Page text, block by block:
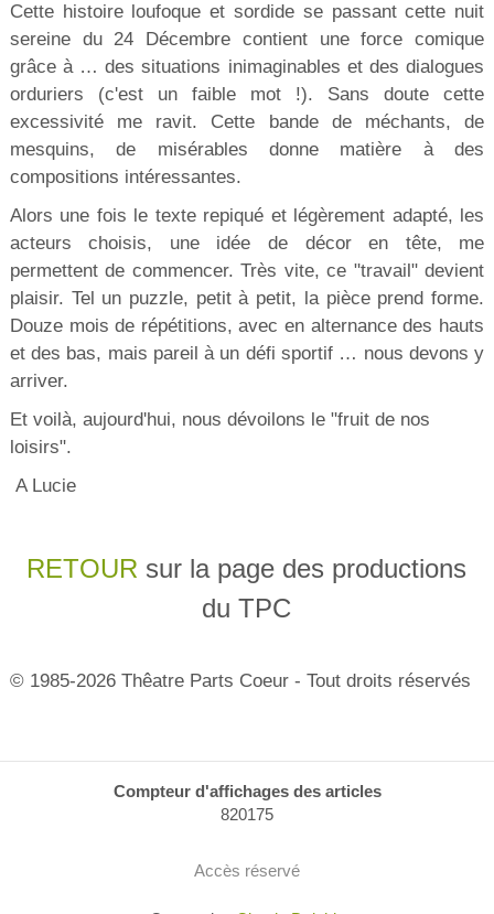
Cette histoire loufoque et sordide se passant cette nuit
sereine du 24 Décembre contient une force comique
grâce à … des situations inimaginables et des dialogues
orduriers (c'est un faible mot !). Sans doute cette
excessivité me ravit. Cette bande de méchants, de
mesquins, de misérables donne matière à des
compositions intéressantes.
Alors une fois le texte repiqué et légèrement adapté, les
acteurs choisis, une idée de décor en tête, me
permettent de commencer. Très vite, ce "travail" devient
plaisir. Tel un puzzle, petit à petit, la pièce prend forme.
Douze mois de répétitions, avec en alternance des hauts
et des bas, mais pareil à un défi sportif … nous devons y
arriver.
Et voilà, aujourd'hui, nous dévoilons le "fruit de nos
loisirs".
A Lucie
RETOUR sur la page des productions
du TPC
© 1985-2026 Thêatre Parts Coeur - Tout droits réservés
Compteur d'affichages des articles
820175
Accès réservé